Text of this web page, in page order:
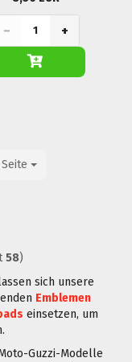
− +
58)
sich unsere
Emblemen
einsetzen, um
Guzzi-Modelle